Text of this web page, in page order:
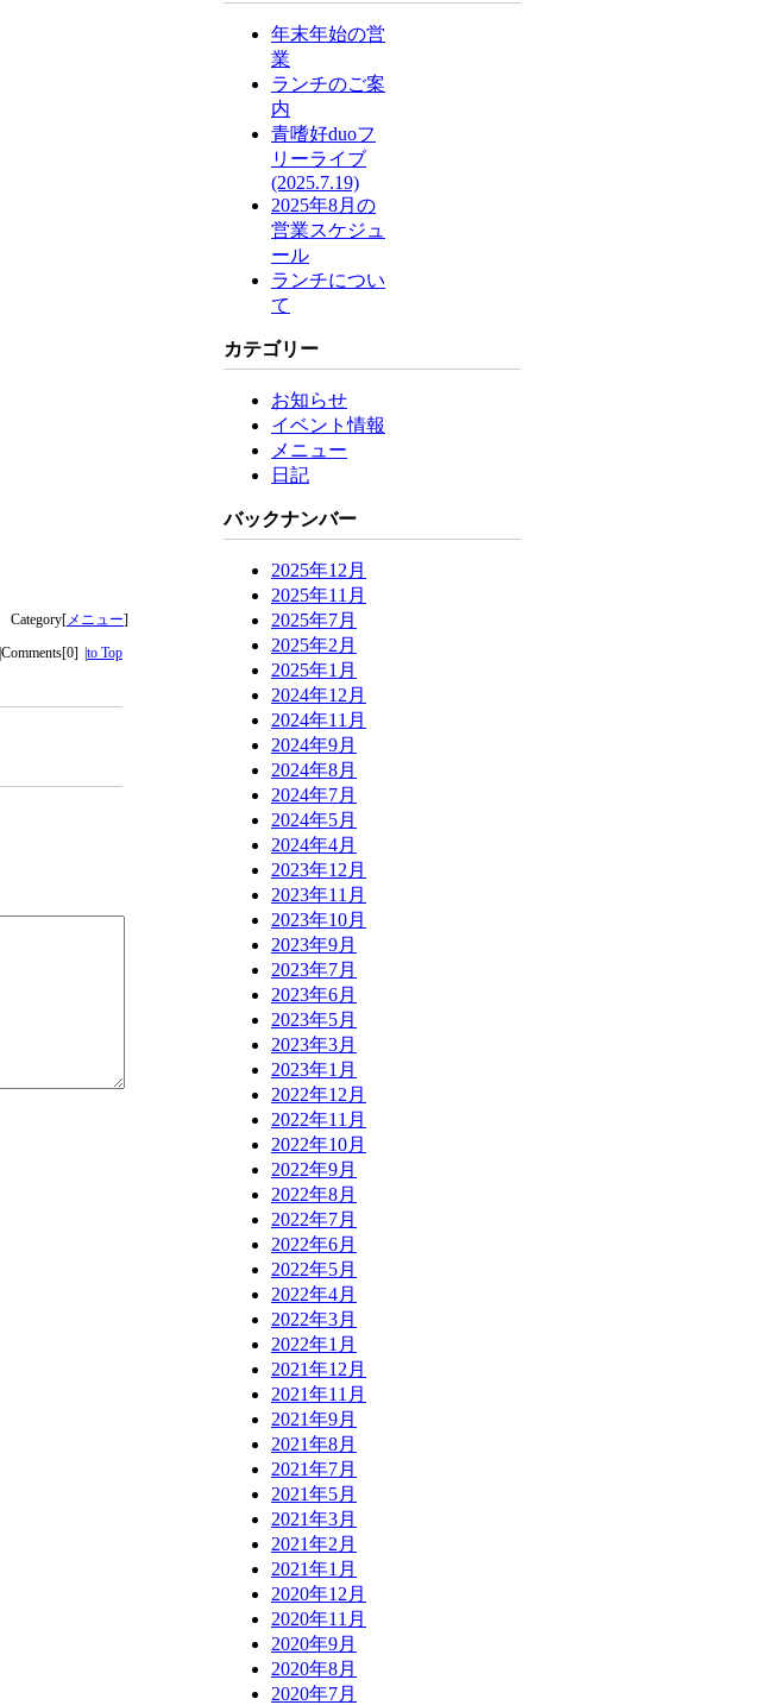
Category[メニュー]
Comments[0] to Top
年末年始の営
業
ランチのご案
内
青嗜好duoフ
リーライブ
(2025.7.19)
2025年8月の
営業スケジュ
ール
ランチについ
て
カテゴリー
お知らせ
イベント情報
メニュー
日記
バックナンバー
2025年12月
2025年11月
2025年7月
2025年2月
2025年1月
2024年12月
2024年11月
2024年9月
2024年8月
2024年7月
2024年5月
2024年4月
2023年12月
2023年11月
2023年10月
2023年9月
2023年7月
2023年6月
2023年5月
2023年3月
2023年1月
2022年12月
2022年11月
2022年10月
2022年9月
2022年8月
2022年7月
2022年6月
2022年5月
2022年4月
2022年3月
2022年1月
2021年12月
2021年11月
2021年9月
2021年8月
2021年7月
2021年5月
2021年3月
2021年2月
2021年1月
2020年12月
2020年11月
2020年9月
2020年8月
2020年7月